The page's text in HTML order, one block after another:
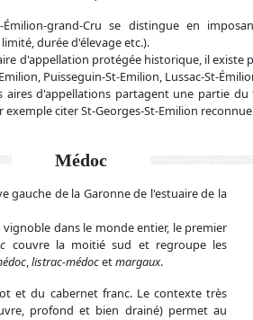
Émilion-grand-Cru se distingue en
durée d'élevage etc.).
d'appellation protégée historique, il existe
Puisseguin-St-Emilion, Lussac-St-
aires d'appellations partagent une partie
exemple citer St-Georges-St-Emilion
Médoc
gauche de la Garonne de l'estuaire de la
dans le monde entier, le premier
couvre la moitié sud et regroupe les
,listrac-médocetmargaux.
et du cabernet franc. Le contexte très
profond et bien drainé) permet au